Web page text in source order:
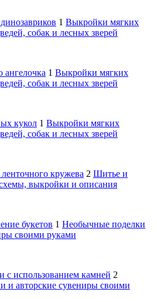
1 Выкройки мягких
собак и лесных зверей
ангелочка 1 Выкройки мягких
собак и лесных зверей
кукол 1 Выкройки мягких
собак и лесных зверей
кружева 2 Шитье и
выкройки и описания
букетов 1 Необычные поделки
своими руками
с использованием камней 2
и авторские сувениры своими